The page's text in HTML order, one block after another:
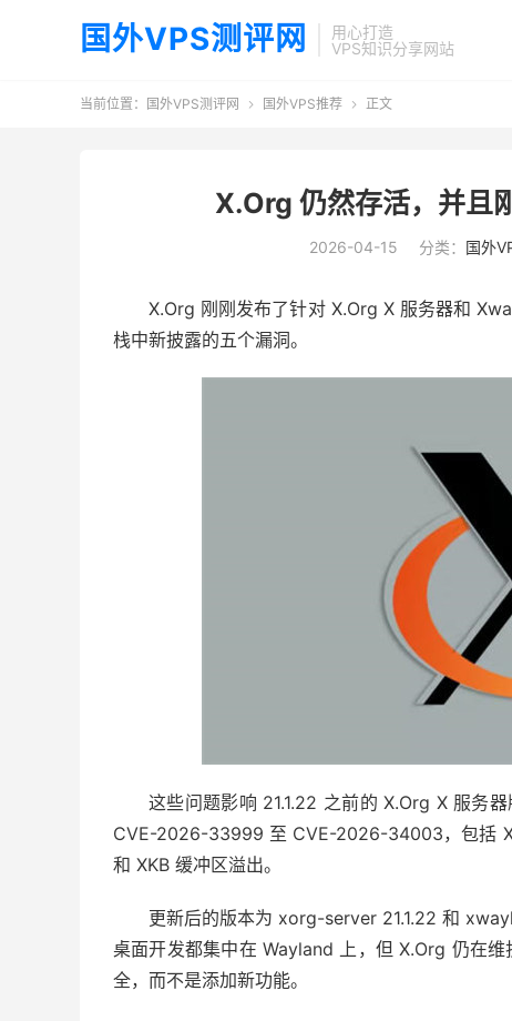
国外VPS测评网
用心打造
VPS知识分享网站
当前位置： 国外VPS测评网  国外VPS推荐  正文
X.Org 仍然存活，并且
2026-04-15 分类： 国外
X.Org 刚刚发布了针对 X.Org X 服务器和
栈中新披露的五个漏洞。
这些问题影响 21.1.22 之前的 X.Org X 服务
CVE-2026-33999 至 CVE-2026-34003，包括
和 XKB 缓冲区溢出。
更新后的版本为 xorg-server 21.1.22 和
桌面开发都集中在 Wayland 上，但 X.Org 仍在
全，而不是添加新功能。